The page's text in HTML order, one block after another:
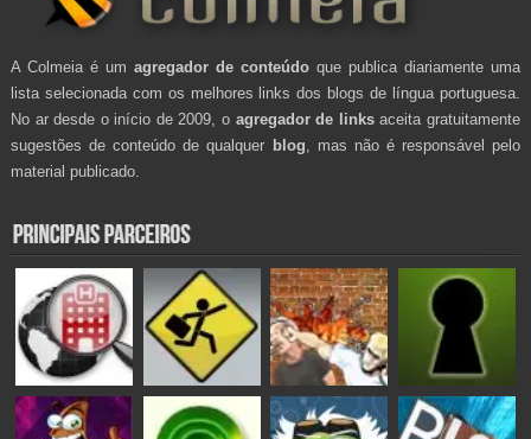
A Colmeia é um agregador de conteúdo que publica diariamente uma
lista selecionada com os melhores links dos blogs de língua portuguesa.
No ar desde o início de 2009, o agregador de linksaceita gratuitamente
sugestões de conteúdo de qualquer blog , mas não é responsável pelo
material publicado.